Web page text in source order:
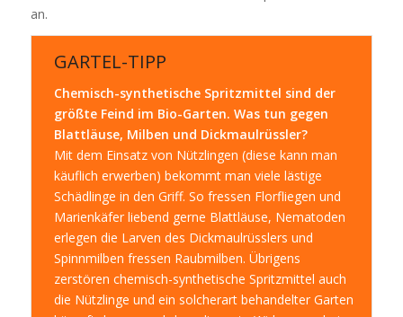
an.
GARTEL-TIPP
Chemisch-synthetische Spritzmittel sind der
größte Feind im Bio-Garten. Was tun gegen
Blattläuse, Milben und Dickmaulrüssler?
Mit dem Einsatz von Nützlingen (diese kann man
käuflich erwerben) bekommt man viele lästige
Schädlinge in den Griff. So fressen Florfliegen und
Marienkäfer liebend gerne Blattläuse, Nematoden
erlegen die Larven des Dickmaulrüsslers und
Spinnmilben fressen Raubmilben. Übrigens
zerstören chemisch-synthetische Spritzmittel auch
die Nützlinge und ein solcherart behandelter Garten